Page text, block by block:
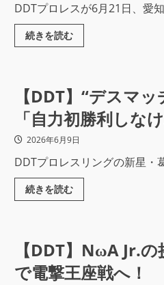
DDTプロレスが6月21日、愛
続きを読む
【DDT】“デスマ
「自力初勝利しな
2026年6月9日
DDTプロレスリングの新星・
続きを読む
【DDT】NωA Jr.
で電撃王座戦へ！